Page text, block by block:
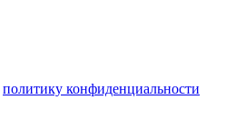
политику конфиденциальности